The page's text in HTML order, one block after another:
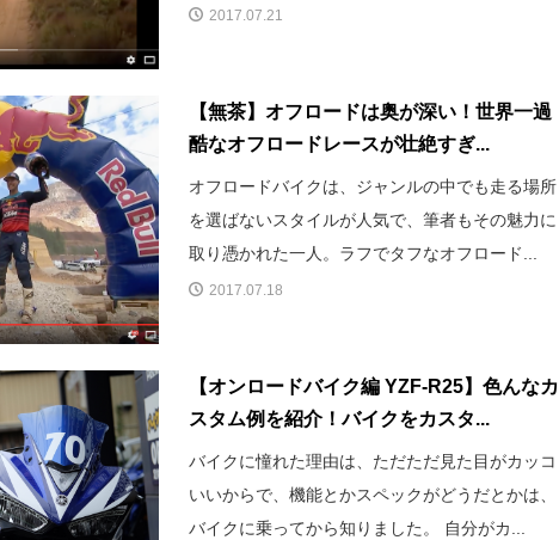
2017.07.21
【無茶】オフロードは奥が深い！世界一過
酷なオフロードレースが壮絶すぎ...
オフロードバイクは、ジャンルの中でも走る場所
を選ばないスタイルが人気で、筆者もその魅力に
取り憑かれた一人。ラフでタフなオフロード...
2017.07.18
【オンロードバイク編 YZF-R25】色んなカ
スタム例を紹介！バイクをカスタ...
バイクに憧れた理由は、ただただ見た目がカッコ
いいからで、機能とかスペックがどうだとかは、
バイクに乗ってから知りました。 自分がカ...